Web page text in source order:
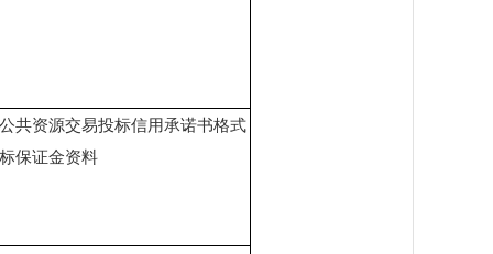
共资源交易投标信用承诺书格式
保证金资料